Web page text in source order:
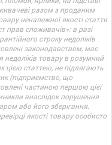
разом з проданим
неналежної якості стаття
прав споживачів»: в разі
строку недоліків
законодавством, має
товару в розумний
цією статтею, не підлягають
(підприємство, що
частиною першою цієї
внаслідок порушення
або його зберігання.
якості товару особисто